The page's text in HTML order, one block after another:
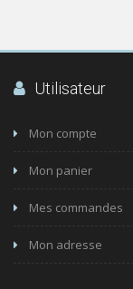
Utilisateur
Mon compte
Mon panier
Mes commandes
Mon adresse